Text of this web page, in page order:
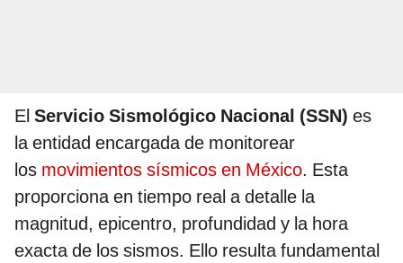
El Servicio Sismológico Nacional (SSN) es
la entidad encargada de monitorear
los movimientos sísmicos en México. Esta
proporciona en tiempo real a detalle la
magnitud, epicentro, profundidad y la hora
exacta de los sismos. Ello resulta fundamental